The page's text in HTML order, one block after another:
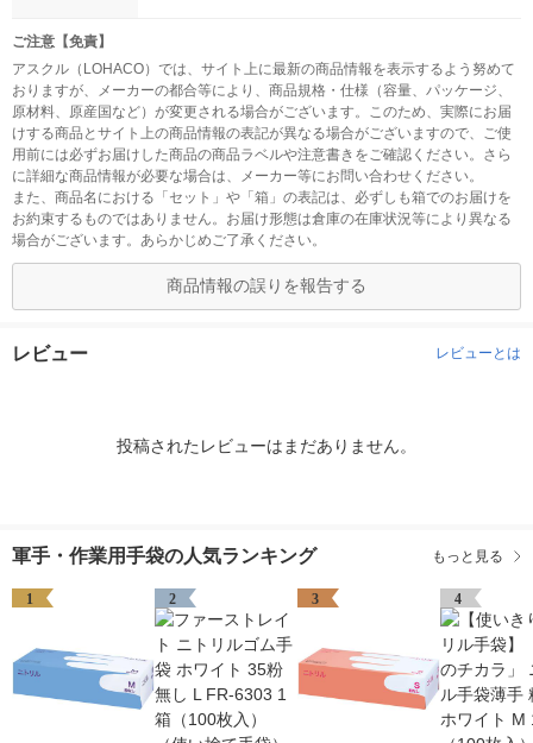
ご注意【免責】
アスクル（LOHACO）では、サイト上に最新の商品情報を表示するよう努めて
おりますが、メーカーの都合等により、商品規格・仕様（容量、パッケージ、
原材料、原産国など）が変更される場合がございます。このため、実際にお届
けする商品とサイト上の商品情報の表記が異なる場合がございますので、ご使
用前には必ずお届けした商品の商品ラベルや注意書きをご確認ください。さら
に詳細な商品情報が必要な場合は、メーカー等にお問い合わせください。
また、商品名における「セット」や「箱」の表記は、必ずしも箱でのお届けを
お約束するものではありません。お届け形態は倉庫の在庫状況等により異なる
場合がございます。あらかじめご了承ください。
商品情報の誤りを報告する
レビュー レビューとは
投稿されたレビューはまだありません。
軍手・作業用手袋の人気ランキング もっと見る
1 2 3 4